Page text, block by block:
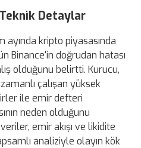
Teknik Detaylar
kripto piyasasında
Binance'in doğrudan hatası
olduğunu belirtti. Kurucu,
çalışan yüksek
ile emir defteri
neden olduğunu
emir akışı ve likidite
analiziyle olayın kök